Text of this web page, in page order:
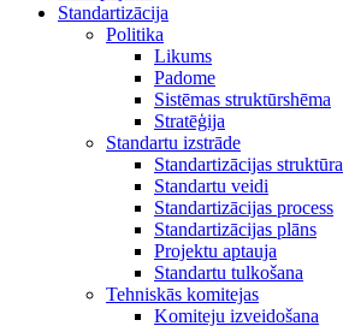
Standartizācija
Politika
Likums
Padome
Sistēmas struktūrshēma
Stratēģija
Standartu izstrāde
Standartizācijas struktūra
Standartu veidi
Standartizācijas process
Standartizācijas plāns
Projektu aptauja
Standartu tulkošana
Tehniskās komitejas
Komiteju izveidošana